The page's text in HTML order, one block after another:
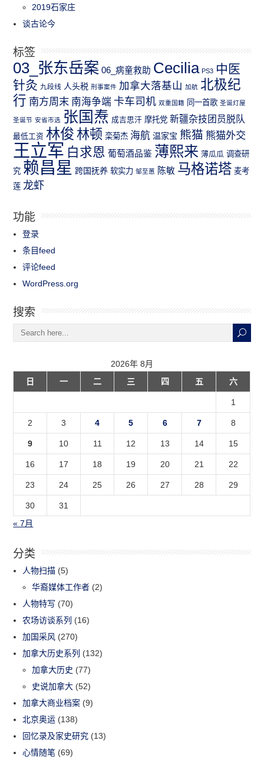
2019石家庄
谈古论今
标签
03_张东岳案 06_病童救助 Cecilia PS3 中医
针灸 九段线 人头税 刑事案件 加拿大落基山 加航 北极纪
行 南方周末 南海争端 卡车司机 双重国籍 同一首歌 圣诞灯屋
圣诞节 安省市选 张国焘 成吉思汗 摩托党 新疆杂技团员脱队
最低工资 林俊 林顿 栾菊杰 海航 温家宝 熊猫 熊猫外交
王立军 白求恩 葡萄酒品鉴 薄熙来 薄瓜瓜 调查研
究 赖昌星 跨国抚养 软实力 邹至蕙 陈敏 马格诺塔 麦考
莲 龙虾
功能
登录
条目feed
评论feed
WordPress.org
搜索
2026年 8月
日
一 二 三 四 五 六
1
2 3 4 5 6 7 8
9 10 11 12 13 14 15
16 17 18 19 20 21 22
23 24 25 26 27 28 29
30
31
« 7月
分类
人物扫描 (5)
华裔媒体工作者 (2)
人物特写 (70)
农场访谈系列 (16)
加国采风 (270)
加拿大历史系列 (132)
加拿大历史 (77)
史说加拿大 (52)
加拿大商业档案 (9)
北京奥运 (138)
回忆录及家史研究 (13)
心情随笔 (69)